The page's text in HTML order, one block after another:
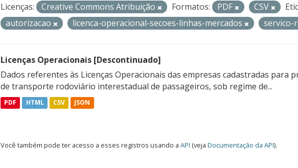
Licenças: Creative Commons Atribuição Formatos: PDF CSV
autorizacao
licenca-operacional-secoes-linhas-mercados servico-
Licenças Operacionais [Descontinuado]
Dados referentes às Licenças Operacionais das empresas cadastradas para
de transporte rodoviário interestadual de passageiros, sob regime de...
PDF HTML CSV JSON
Você também pode ter acesso a esses registros usando a API (veja Documentação da API).